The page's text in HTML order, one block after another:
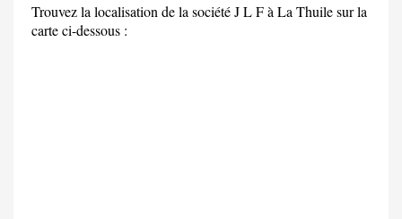
Trouvez la localisation de la société J L F à La Thuile sur la
carte ci-dessous :